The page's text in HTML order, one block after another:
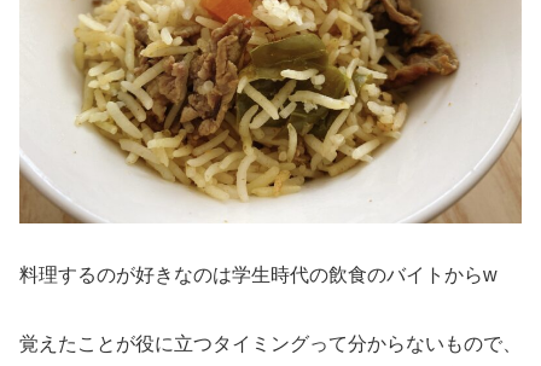
料理するのが好きなのは学生時代の飲食のバイトからw
覚えたことが役に立つタイミングって分からないもので、